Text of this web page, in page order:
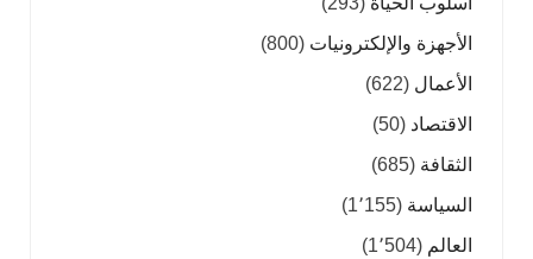
الأجهزة والإلكترونيات (800)
الأعمال (622)
الاقتصاد (50)
الثقافة (685)
السياسة (1٬155)
العالم (1٬504)